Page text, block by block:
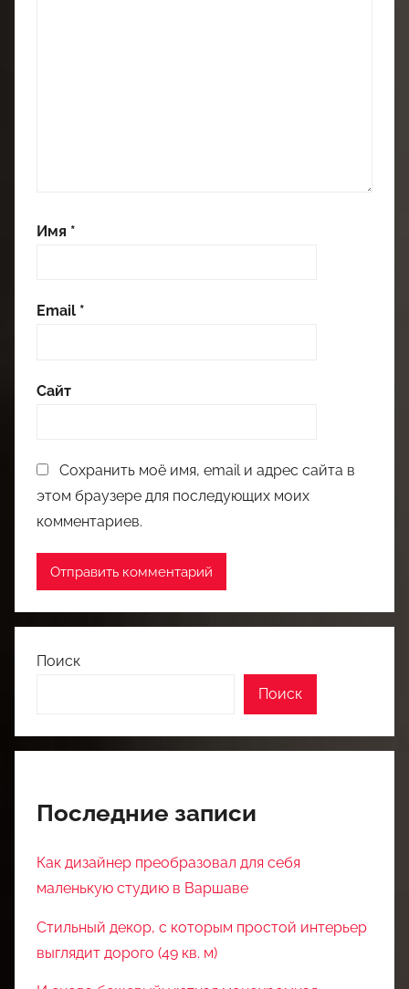
Имя *
Email *
Сайт
Сохранить моё имя, email и адрес сайта в
этом браузере для последующих моих
комментариев.
Поиск
Поиск
Последние записи
Как дизайнер преобразовал для себя
маленькую студию в Варшаве
Стильный декор, с которым простой интерьер
выглядит дорого (49 кв. м)